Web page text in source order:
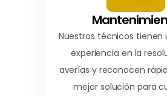
Nuestros técnicos tienen
experiencia en la
averías y reconocen
mejor solución para